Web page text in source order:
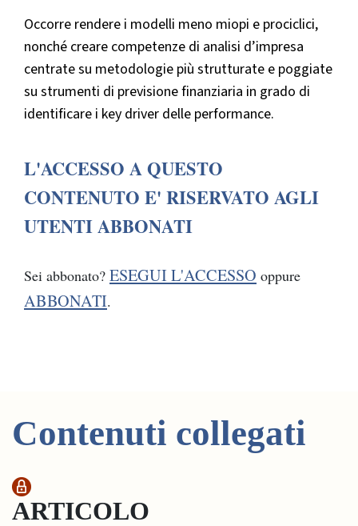
Occorre rendere i modelli meno miopi e prociclici,
nonché creare competenze di analisi d’impresa
centrate su metodologie più strutturate e poggiate
su strumenti di previsione finanziaria in grado di
identificare i key driver delle performance.
L'ACCESSO A QUESTO
CONTENUTO E' RISERVATO AGLI
UTENTI ABBONATI
Sei abbonato? ESEGUI L'ACCESSO oppure
ABBONATI.
Contenuti collegati
ARTICOLO